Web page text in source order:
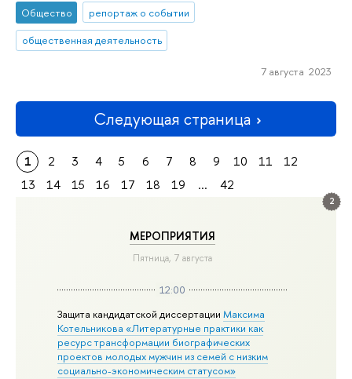
2
МЕРОПРИЯТИЯ
Пятница, 7 августа
12:00
Защита кандидатской диссертацииМаксима
Котельникова «Литературные практики как
ресурс трансформации биографических
проектов молодых мужчин из семей с низким
социально-экономическим статусом»
Общество
репортаж о событии
общественная деятельность
7 августа 2023
Следующая страница
1 2 3 4 5 6 7 8 9 10 11
12
13
14 15 16 17 18 19 ... 42